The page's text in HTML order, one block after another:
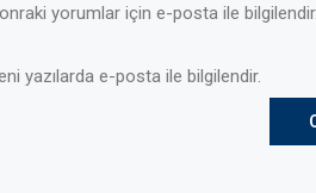
yorumlar için e-posta ile bilgilendir.
yazılarda e-posta ile bilgilendir.